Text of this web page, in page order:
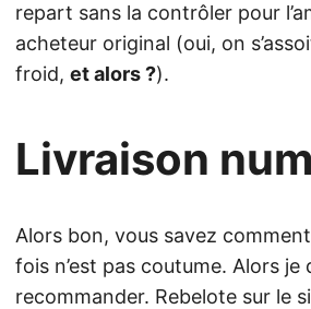
repart sans la contrôler pour
acheteur original (oui, on
froid, et alors ?).
Livraison
Alors bon, vous savez comment
fois n’est pas coutume. Alors je
recommander. Rebelote sur le